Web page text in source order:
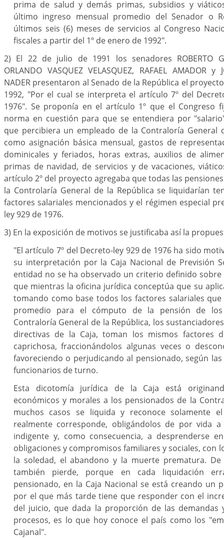
prima de salud y demás primas, subsidios y
último ingreso mensual promedio del Senador o
últimos seis (6) meses de servicios al Congreso
fiscales a partir del 1º de enero de 1992".
2) El 22 de julio de 1991 los senadores ROBERTO
ORLANDO VASQUEZ VELASQUEZ, RAFAEL AMADOR y
NADER presentaron al Senado de la República el
1992, "Por el cual se interpreta el artículo 7º del
1976". Se proponía en el artículo 1º que el Congreso
norma en cuestión para que se entendiera por
que percibiera un empleado de la Contraloría General
como asignación básica mensual, gastos de
dominicales y feriados, horas extras, auxilios de
primas de navidad, de servicios y de vacaciones,
artículo 2º del proyecto agregaba que todas las
la Controlaría General de la República se liquidarían
factores salariales mencionados y el régimen especial
ley 929 de 1976.
3) En la exposición de motivos se justificaba así la
"El artículo 7º del Decreto-ley 929 de 1976 ha sido
su interpretación por la Caja Nacional de Previsión
entidad no se ha observado un criterio definido sobre
que mientras la oficina jurídica conceptúa que su
tomando como base todos los factores salariales
promedio para el cómputo de la pensión de
Contraloría General de la República, los
directivas de la Caja, toman los mismos factores
caprichosa, fraccionándolos algunas veces o
favoreciendo o perjudicando al pensionado, según
funcionarios de turno.
Esta dicotomía jurídica de la Caja está
económicos y morales a los pensionados de la
muchos casos se liquida y reconoce solamente
realmente corresponde, obligándolos de por vida
indigente y, como consecuencia, a desprenderse
obligaciones y compromisos familiares y sociales, con
la soledad, el abandono y la muerte prematura.
también pierde, porque en cada liquidación
pensionado, en la Caja Nacional se está creando un
por el que más tarde tiene que responder con el
del juicio, que dada la proporción de las
procesos, es lo que hoy conoce el país como los
Cajanal".